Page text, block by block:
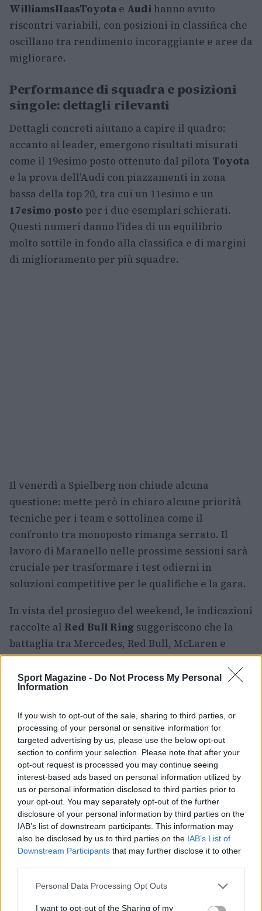
Sport Magazine - Do Not Process My Personal
Information
If you wish to opt-out of the sale, sharing to third parties, or
processing of your personal or sensitive information for
targeted advertising by us, please use the below opt-out
section to confirm your selection. Please note that after your
opt-out request is processed you may continue seeing
interest-based ads based on personal information utilized by
us or personal information disclosed to third parties prior to
your opt-out. You may separately opt-out of the further
disclosure of your personal information by third parties on the
IAB’s list of downstream participants. This information may
also be disclosed by us to third parties on the IAB’s List of
Downstream Participants that may further disclose it to other
Please note that this website/app uses one or more Google
not limited to your visit or usage behaviour. You may click to
Personal Data Processing Opt Outs
I want to opt-out of the Sharing of my
WilliamsHaasToyota e Audi hanno avuto
riscontri variabili, con posizioni in classifica che
oscillano tra rendimento incoraggiante e aree da
migliorare.
Performance di squadra e posizioni
singole: dettagli rilevanti
Dettagli concreti aiutano a capire il quadro:
accanto ai leader, emergono risultati misurati
come il 19esimo posto ottenuto dal pilota Toyota
e la prova dell’Audi con piazzamenti in zona
bassa della top 20, tra cui un 11esimo e un
17esimo posto per i due esemplari schierati.
Questi numeri danno l’idea di un equilibrio
molto sottile in fondo alla classifica e di margini
di miglioramento per più squadre.
Il venerdì a Spielberg non chiude alcuna
questione: mette però in chiaro alcune priorità
tecniche per i team e sottolinea come il
confronto tra monoposto rimanga serrato. Il
lavoro di Maranello nelle prossime sessioni sarà
cruciale per trasformare i test odierni in
soluzioni competitive per le qualifiche e la gara.
In vista del prosieguo del weekend, le indicazioni
raccolte al Red Bull Ring suggeriscono che la
battaglia tra Mercedes, Red Bull, McLaren e
Ferrari rimarrà al centro dell’attenzione, con
possibili sorprese legate alla gestione gomme,
alle mappature motore e alle scelte di assetto da
confermare nelle sessioni successive.
Vogliamo la vostra opinione!
AUTORE
Ilaria Mauri
Ilaria Mauri, bolognese, decise di seguire il
giornalismo sportivo dopo una notte al
Dall'Ara durante una partita decisiva: oggi
coordina le pagine di competizioni e
partita come prova della svolta.